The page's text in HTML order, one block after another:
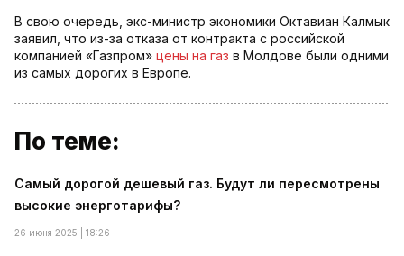
В свою очередь, экс-министр экономики Октавиан Калмык
заявил, что из-за отказа от контракта с российской
компанией «Газпром» цены на газ в Молдове были одними
из самых дорогих в Европе.
По теме:
Самый дорогой дешевый газ. Будут ли пересмотрены
высокие энерготарифы?
26 июня 2025 | 18:26